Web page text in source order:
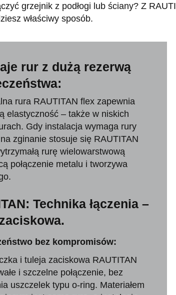
grzejnik z podłogi lub ściany? Z
właściwy sposób.
rur z dużą rezerwą
rura RAUTITAN flex zapewnia
elastyczność – także w niskich
Gdy instalacja wymaga rury
zginanie stosuje się RAUTITAN
rurę wielowarstwową
połączenie metalu i tworzywa
Technika łączenia –
bez kompromisów:
i tuleja zaciskowa RAUTITAN
i szczelne połączenie, bez
uszczelek typu o-ring. Materiałem